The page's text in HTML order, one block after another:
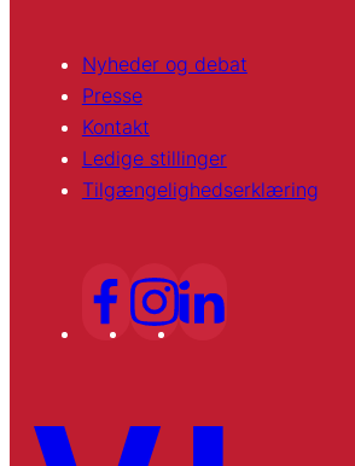
Nyheder og debat
Presse
Kontakt
Ledige stillinger
Tilgængelighedserklæring